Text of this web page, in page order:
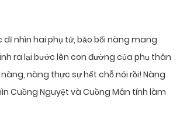
dĩ nhìn hai phụ tử, bảo bối nàng mang
ra lại bước lên con đường của phụ thân
nàng thực sự hết chỗ nói rồi! Nàng
Cuồng Nguyệt và Cuồng Mân tính làm